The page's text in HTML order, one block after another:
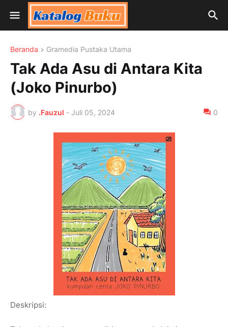
Beranda Gramedia Pustaka Utama
Tak Ada Asu di Antara Kita
(Joko Pinurbo)
by .Fauzul - Juli 05, 2024 0
Deskripsi: